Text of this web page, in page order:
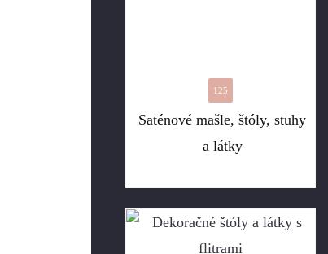
Saténové mašle, štóly, stuhy
a látky
125